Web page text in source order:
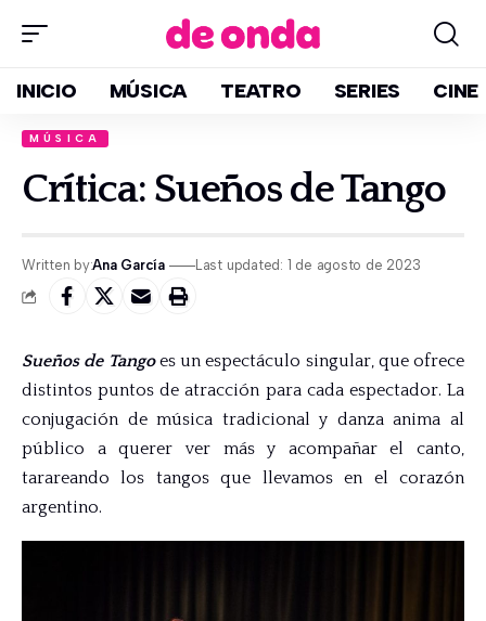
INICIO MÚSICA TEATRO SERIES CINE
MÚSICA
Crítica: Sueños de Tango
Written by:Ana García Last updated: 1 de agosto de 2023
Sueños de Tangoes un espectáculo singular, que ofrece
distintos puntos de atracción para cada espectador. La
conjugación de música tradicional y danza anima al
público a querer ver más y acompañar el canto,
tarareando los tangos que llevamos en el corazón
argentino.